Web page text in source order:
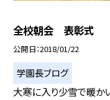
全校朝会 表彰式
公開日 2018/01/22
学園長ブログ
大寒に入り少雪で暖か